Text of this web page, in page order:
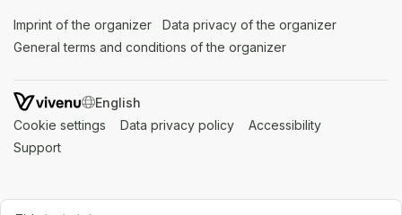
Imprint of the organizer (opens in a new tab)
Data privacy of the organizer
General terms and conditions of the organizer
SWITCH LANGUAGE
Cookie settings (opens in a new tab)
Data privacy policy (opens in a new tab)
Accessibility
Support